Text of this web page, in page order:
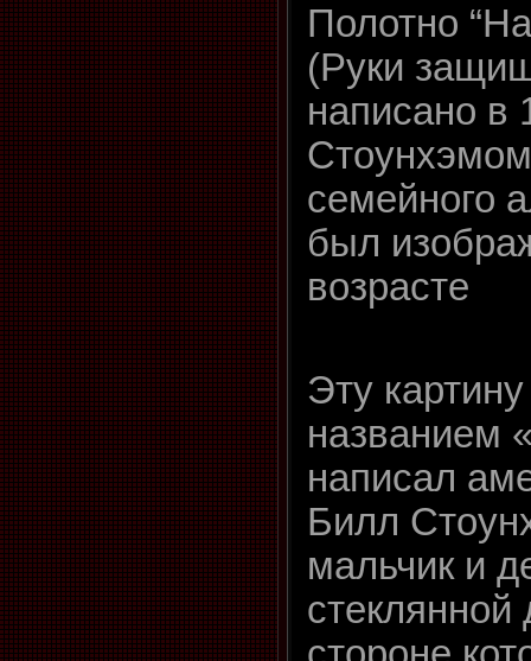
Полотно
(Руки
написано в
семейного
был
возрасте
Эту
названием
написал
Билл
мальчик и
стеклянной